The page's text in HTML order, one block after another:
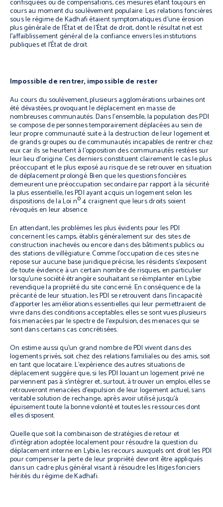
confisquées ou de compensations, ces mesures étant toujours en
cours au moment du soulèvement populaire. Les relations foncières
sous le régime de Kadhafi étaient symptomatiques d’une érosion
plus générale de l’État et de l’État de droit, dont le résultat net est
l’affaiblissement général de la confiance envers les institutions
publiques et l’État de droit.
Impossible de rentrer, impossible de rester
Au cours du soulèvement, plusieurs agglomérations urbaines ont
été dévastées, provoquant le déplacement en masse de
nombreuses communautés. Dans l’ensemble, la population des PDI
se compose de personnes temporairement déplacées au sein de
leur propre communauté suite à la destruction de leur logement et
de grands groupes ou de communautés incapables de rentrer chez
eux car ils se heurtent à l’opposition des communautés restées sur
leur lieu d’origine. Ces derniers constituent clairement le cas le plus
préoccupant et le plus exposé au risque de se retrouver en situation
de déplacement prolongé. Bien que les questions foncières
demeurent une préoccupation secondaire par rapport à la sécurité
la plus essentielle, les PDI ayant acquis un logement selon les
dispositions de la Loi no4 craignent que leurs droits soient
révoqués en leur absence.
En attendant, les problèmes les plus évidents pour les PDI
concernent les camps, établis généralement sur des sites de
construction inachevés ou encore dans des bâtiments publics ou
des stations de villégiature. Comme l’occupation de ces sites ne
repose sur aucune base juridique précise, les résidents s’exposent
de toute évidence à un certain nombre de risques, en particulier
lorsqu’une société étrangère souhaitant se réimplanter en Lybie
revendique la propriété du site concerné. En conséquence de la
précarité de leur situation, les PDI se retrouvent dans l’incapacité
d’apporter les améliorations essentielles qui leur permettraient de
vivre dans des conditions acceptables; elles se sont vues plusieurs
fois menacées par le spectre de l’expulsion, des menaces qui se
sont dans certains cas concrétisées.
On estime aussi qu’un grand nombre de PDI vivent dans des
logements privés, soit chez des relations familiales ou des amis, soit
en tant que locataire. L’expérience des autres situations de
déplacement suggère que, si les PDI louant un logement privé ne
parviennent pas à s’intégrer et, surtout, à trouver un emploi, elles se
retrouveront menacées d’expulsion de leur logement actuel, sans
veritable solution de rechange, après avoir utilisé jusqu'à
épuisement toute la bonne volonté et toutes les ressources dont
elles disposent.
Quelle que soit la combinaison de stratégies de retour et
d’intégration adoptée localement pour résoudre la question du
déplacement interne en Lybie, les recours auxquels ont droit les PDI
pour compenser la perte de leur propriété devront être appliqués
dans un cadre plus général visant à résoudre les litiges fonciers
hérités du régime de Kadhafi.